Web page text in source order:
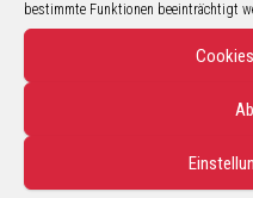
bestimmte Funktionen beeinträchtigt